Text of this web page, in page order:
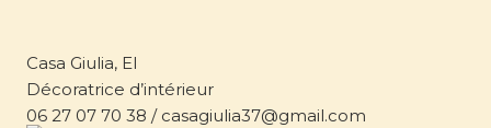
Casa Giulia, EI
Décoratrice d’intérieur
06 27 07 70 38 / casagiulia37@gmail.com